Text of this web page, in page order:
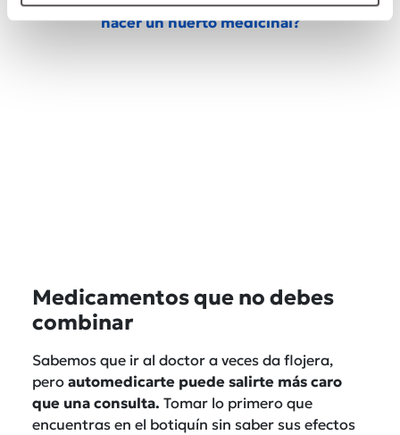
hacer un huerto medicinal?
Medicamentos que no debes
combinar
Sabemos que ir al doctor a veces da flojera,
pero automedicarte puede salirte más caro
que una consulta. Tomar lo primero que
encuentras en el botiquín sin saber sus efectos